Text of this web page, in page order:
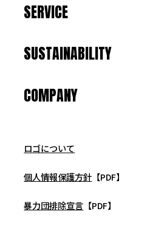
SERVICE
SUSTAINABILITY
COMPANY
ロゴについて
個人情報保護方針 【PDF】
暴力団排除宣言 【PDF】